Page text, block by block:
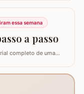
mais cheio e
mantas e…
essa semana
a passo
completo de uma
caminhos de